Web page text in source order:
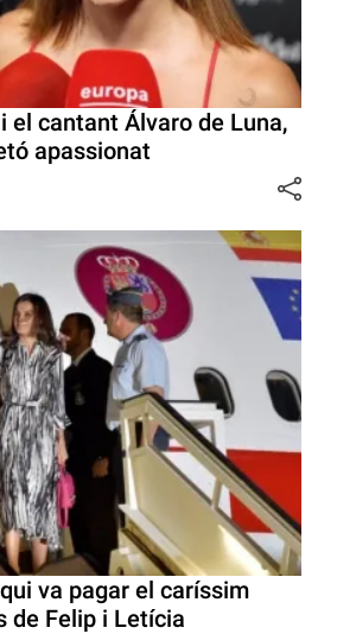
el cantant Álvaro de Luna,
apassionat
va pagar el caríssim
de Felip i Letícia